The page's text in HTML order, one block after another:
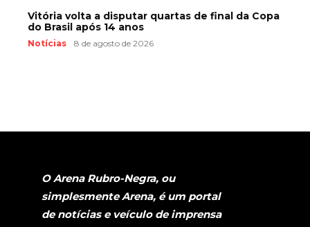
Vitória volta a disputar quartas de final da Copa
do Brasil após 14 anos
Notícias 8 de agosto de 2026
O Arena Rubro-Negra, ou
simplesmente Arena, é um portal
de notícias e veículo de imprensa